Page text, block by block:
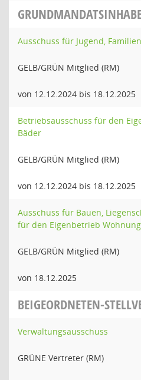
Ausschuss für Jugend,
GELB/GRÜN Mitglied (RM)
von 12.12.2024 bis 18.12.2025
Betriebsausschuss für den
Bäder
GELB/GRÜN Mitglied (RM)
von 12.12.2024 bis 18.12.2025
Ausschuss für Bauen,
für den Eigenbetrieb
GELB/GRÜN Mitglied (RM)
von 18.12.2025
BEIGEORDNETEN-
Verwaltungsausschuss
GRÜNE Vertreter (RM)